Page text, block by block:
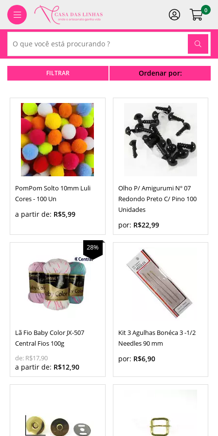
0
Ordenar por:
PomPom Solto 10mm Luli
Cores - 100 Un
a partir de: R$5,99
Olho P/ Amigurumi Nº 07
Redondo Preto C/ Pino 100
Unidades
por: R$22,99
Lã Fio Baby Color JX-507
Central Fios 100g
de: R$17,90
a partir de: R$12,90
28%
Kit 3 Agulhas Bonéca 3 -1/2
Needles 90 mm
por: R$6,90